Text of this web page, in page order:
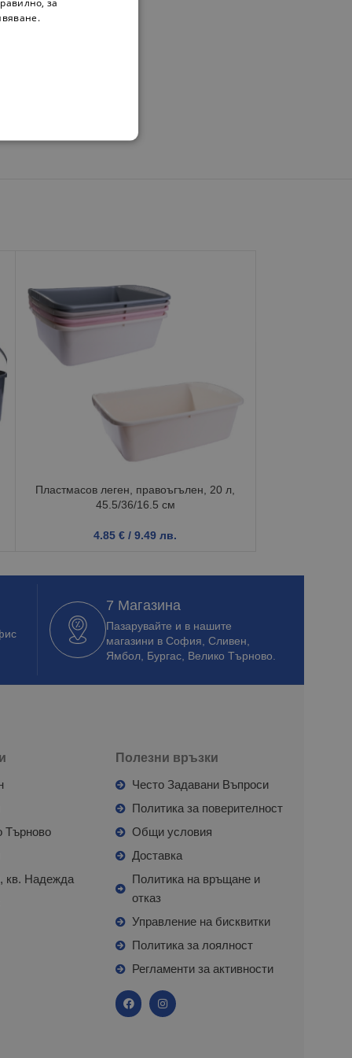
Пластмасов леген, правоъгълен, 20 л,
45.5/36/16.5 см
4.85 € / 9.49 лв.
7 Магазина
Пазарувайте и в нашите
магазини в София, Сливен,
Ямбол, Бургас, Велико Търново.
Търново
кв. Надежда
Полезни връзки
Често Задавани Въпроси
Политика за поверителност
Общи условия
Доставка
Политика на връщане и
отказ
Управление на бисквитки
Политика за лоялност
Регламенти за активности